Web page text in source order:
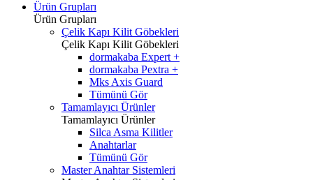
Ürün Grupları
Ürün Grupları
Çelik Kapı Kilit Göbekleri
Çelik Kapı Kilit Göbekleri
dormakaba Expert +
dormakaba Pextra +
Mks Axis Guard
Tümünü Gör
Tamamlayıcı Ürünler
Tamamlayıcı Ürünler
Silca Asma Kilitler
Anahtarlar
Tümünü Gör
Master Anahtar Sistemleri